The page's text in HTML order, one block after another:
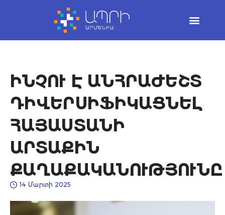
ԻՆՉՈՒ Է ԱՆՀՐԱԺԵՇՏ
ԴԻՎԵՐՍԻՖԻԿԱՑՆԵԼ
ՀԱՅԱՍՏԱՆԻ
ԱՐՏԱՔԻՆ
ՔԱՂԱՔԱԿԱՆՈՒԹՅՈՒՆԸ
14 Մարտի 2025